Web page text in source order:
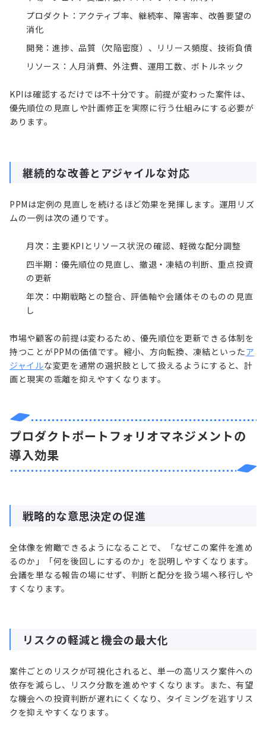
プロダクト：アクティブ率、継続率、障害率、改善要望の
消化
開発：進捗、品質（欠陥密度）、リリース頻度、技術負債
リソース：人月消費、外注費、運用工数、ボトルネック
KPIは確認するだけでは不十分です。前提が変わった案件は、
優先順位の見直しや計画修正を実際に行う仕組みにする必要が
あります。
継続的な改善とアジャイルな対応
PPMは定例の見直しを続けるほど効果を発揮します。運用リズ
ムの一例は次の通りです。
月次：主要KPIとリソース状況の確認、軽微な配分調整
四半期：優先順位の見直し、撤退・凍結の判断、重点投資
の更新
年次：中期戦略との整合、評価軸や会議体そのものの見直
し
市場や顧客の前提は変わるため、優先順位を更新できる体制を
持つことがPPMの価値です。縮小、方向転換、凍結といったア
ジャイルな変更を通常の選択肢として扱えるようにすると、計
画と現実の乖離を抑えやすくなります。
プロダクトポートフォリオマネジメントの
導入効果
戦略的な意思決定の促進
全体像を俯瞰できるようになることで、「なぜこの案件を進め
るのか」「何を後回しにするのか」を説明しやすくなります。
会議を単なる報告の場にせず、判断と配分を扱う場へ移行しや
すくなります。
リスクの軽減と機会の最大化
案件ごとのリスクが可視化されると、単一の高リスク案件への
依存を減らし、リスク分散を進めやすくなります。また、有望
な機会への投資判断が遅れにくくなり、タイミングを逃すリス
クを抑えやすくなります。